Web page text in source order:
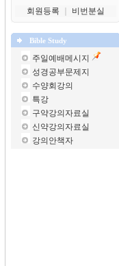
회원등록
비번분실
Bible Study
주일예배메시지
성경공부문제지
수양회강의
특강
구약강의자료실
신약강의자료실
강의안책자